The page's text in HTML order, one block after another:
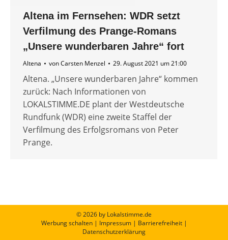
Altena im Fernsehen: WDR setzt
Verfilmung des Prange-Romans
„Unsere wunderbaren Jahre“ fort
Altena vonCarsten Menzel 29. August 2021 um 21:00
Altena. „Unsere wunderbaren Jahre“ kommen
zurück: Nach Informationen von
LOKALSTIMME.DE plant der Westdeutsche
Rundfunk (WDR) eine zweite Staffel der
Verfilmung des Erfolgsromans von Peter
Prange.
© 2026 by Lokalstimme.de
Werbung schalten| Impressum| Barrierefreiheit|
Datenschutzerklärung